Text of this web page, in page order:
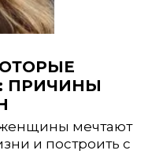
ПРИЧИНЫ
женщины мечтают
и построить с